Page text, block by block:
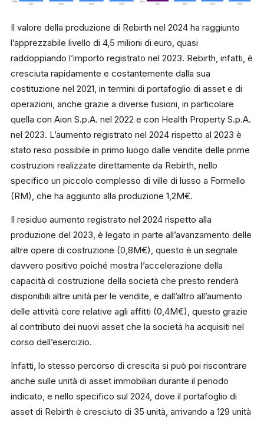
Il valore della produzione di Rebirth nel 2024 ha raggiunto
l’apprezzabile livello di 4,5 milioni di euro, quasi
raddoppiando l’importo registrato nel 2023. Rebirth, infatti, è
cresciuta rapidamente e costantemente dalla sua
costituzione nel 2021, in termini di portafoglio di asset e di
operazioni, anche grazie a diverse fusioni, in particolare
quella con Aion S.p.A. nel 2022 e con Health Property S.p.A.
nel 2023. L’aumento registrato nel 2024 rispetto al 2023 è
stato reso possibile in primo luogo dalle vendite delle prime
costruzioni realizzate direttamente da Rebirth, nello
specifico un piccolo complesso di ville di lusso a Formello
(RM), che ha aggiunto alla produzione 1,2M€.
Il residuo aumento registrato nel 2024 rispetto alla
produzione del 2023, è legato in parte all’avanzamento delle
altre opere di costruzione (0,8M€), questo è un segnale
davvero positivo poiché mostra l’accelerazione della
capacità di costruzione della società che presto renderà
disponibili altre unità per le vendite, e dall’altro all’aumento
delle attività core relative agli affitti (0,4M€), questo grazie
al contributo dei nuovi asset che la società ha acquisiti nel
corso dell’esercizio.
Infatti, lo stesso percorso di crescita si può poi riscontrare
anche sulle unità di asset immobiliari durante il periodo
indicato, e nello specifico sul 2024, dove il portafoglio di
asset di Rebirth è cresciuto di 35 unità, arrivando a 129 unità